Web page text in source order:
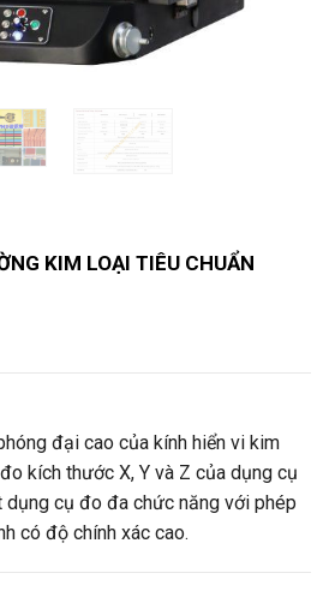
KIM LOẠI TIÊU CHUẨN
đại cao của kính hiển vi kim
kích thước X, Y và Z của dụng cụ
dụng cụ đo đa chức năng với phép
có độ chính xác cao.